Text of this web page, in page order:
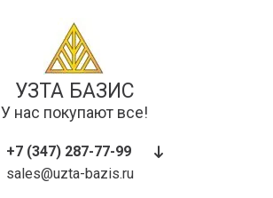
УЗТА БАЗИС
У нас покупают все!
+7 (347) 287-77-99
sales@uzta-bazis.ru